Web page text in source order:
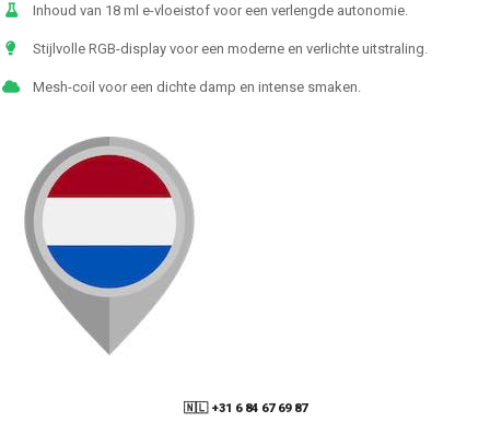
Inhoud van 18 ml e-vloeistof voor een verlengde autonomie.
Stijlvolle RGB-display voor een moderne en verlichte uitstraling.
Mesh-coil voor een dichte damp en intense smaken.
🇳🇱 +31 6 84 67 69 87